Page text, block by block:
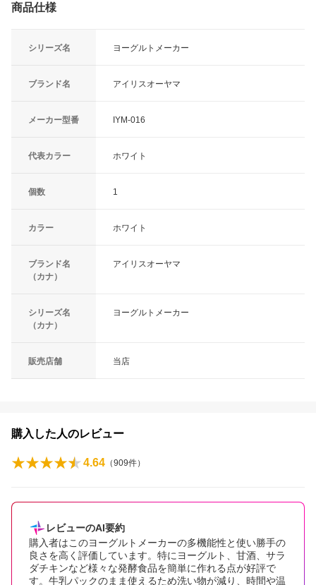
商品仕様
シリーズ名 ヨーグルトメーカー
ブランド名 アイリスオーヤマ
メーカー型番 IYM-016
代表カラー ホワイト
個数 1
カラー ホワイト
ブランド名
（カナ）
アイリスオーヤマ
シリーズ名
（カナ）
ヨーグルトメーカー
販売店舗 当店
購入した人のレビュー
4.64 （909件）
レビューのAI要約
購入者はこのヨーグルトメーカーの多機能性と使い勝手の
良さを高く評価しています。特にヨーグルト、甘酒、サラ
ダチキンなど様々な発酵食品を簡単に作れる点が好評で
す。牛乳パックのまま使えるため洗い物が減り、時間や温